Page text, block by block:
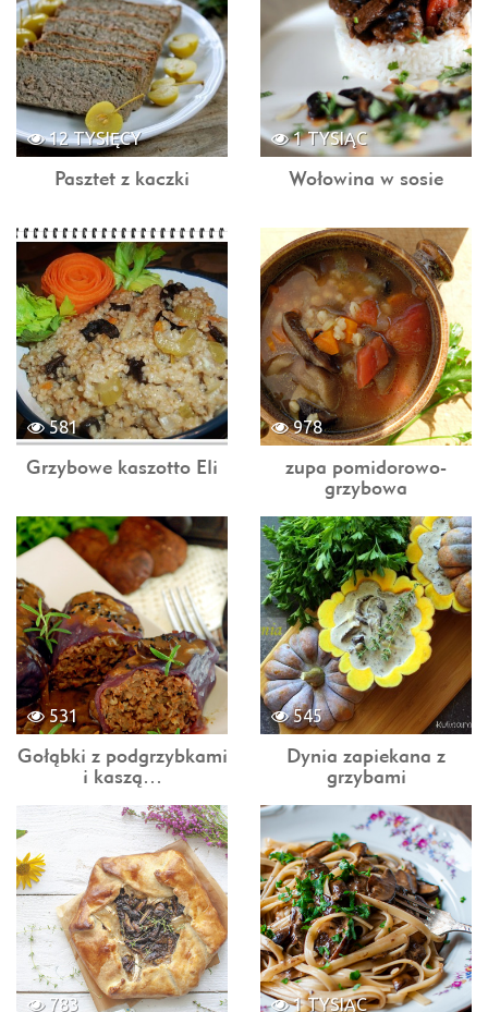
12 TYSIĘCY
Pasztet z kaczki
1 TYSIĄC
Wołowina w sosie
581
Grzybowe kaszotto Eli
978
zupa pomidorowo-
grzybowa
531
Gołąbki z podgrzybkami
i kaszą…
545
Dynia zapiekana z
grzybami
783 1 TYSIĄC